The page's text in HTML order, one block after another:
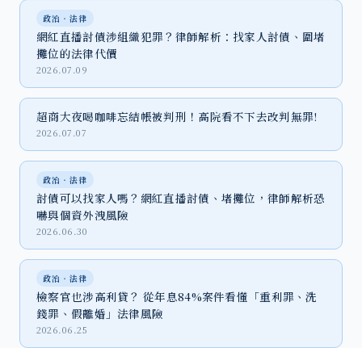
政治‧法律
網紅直播討債涉組織犯罪？律師解析：找家人討債、圍堵
攤位的法律代價
2026.07.09
超商大夜喝咖啡忘結帳被判刑！高院看不下去改判無罪!
2026.07.07
政治‧法律
討債可以找家人嗎？網紅直播討債、堵攤位，律師解析恐
嚇與個資外洩風險
2026.06.30
政治‧法律
檢察官也涉高利貸？ 從年息84%案件看懂「重利罪、洗
錢罪、假離婚」法律風險
2026.06.25